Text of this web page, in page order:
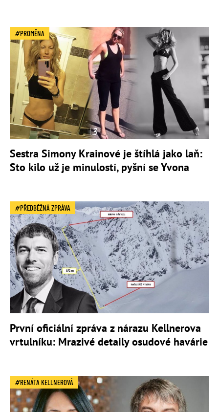
PROMĚNA
Sestra Simony Krainové je štíhlá jako laň:
Sto kilo už je minulostí, pyšní se Yvona
PŘEDBĚŽNÁ ZPRÁVA
První oficiální zpráva z nárazu Kellnerova
vrtulníku: Mrazivé detaily osudové havárie
RENÁTA KELLNEROVÁ